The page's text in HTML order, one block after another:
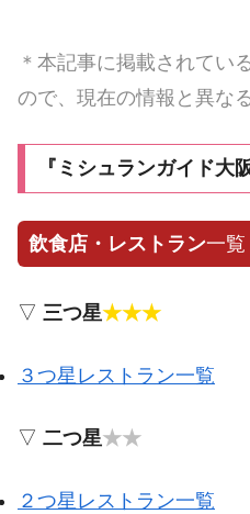
＊本記事に掲載されてい
ので、現在の情報と異な
『ミシュランガイド大
飲食店・レストラン一覧
▽ 三つ星★★★
３つ星レストラン一覧
▽ 二つ星★★
２つ星レストラン一覧